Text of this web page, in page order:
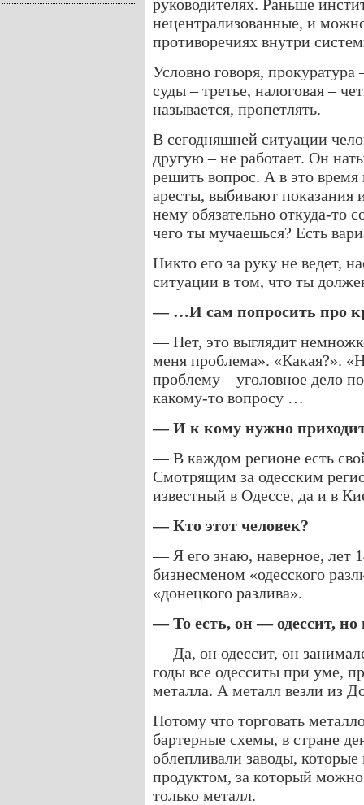
руководителях. Раньше
нецентрализованные, и
противоречиях внутри
Условно говоря,
суды – третье, налоговая –
называется, пропетлять.
В сегодняшней ситуации
другую – не работает. Он
решить вопрос. А в это
аресты, выбивают показания
нему обязательно откуда-то
чего ты мучаешься? Есть
Никто его за руку не ведет,
ситуации в том, что ты
— …И сам попросить про
— Нет, это выглядит
меня проблема». «Какая?».
проблему – уголовное дело
какому-то вопросу …
— И к кому нужно
— В каждом регионе есть
Смотрящим за одесским
известный в Одессе, да и в
— Кто этот человек?
— Я его знаю, наверное, лет
бизнесменом «одесского
«донецкого разлива».
— То есть, он — одессит,
— Да, он одессит, он
годы все одесситы при уме,
металла. А металл везли из
Потому что торговать
бартерные схемы, в стране
облепливали заводы,
продуктом, за который
только металл.